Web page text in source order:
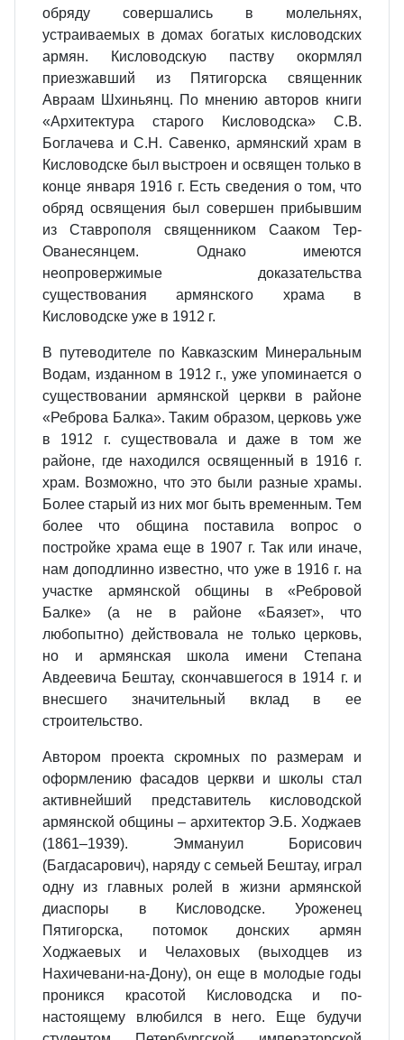
обряду совершались в молельнях,
устраиваемых в домах богатых кисловодских
армян. Кисловодскую паству окормлял
приезжавший из Пятигорска священник
Авраам Шхиньянц. По мнению авторов книги
«Архитектура старого Кисловодска» С.В.
Боглачева и С.Н. Савенко, армянский храм в
Кисловодске был выстроен и освящен только в
конце января 1916 г. Есть сведения о том, что
обряд освящения был совершен прибывшим
из Ставрополя священником Сааком Тер-
Ованесянцем. Однако имеются
неопровержимые доказательства
существования армянского храма в
Кисловодске уже в 1912 г.
В путеводителе по Кавказским Минеральным
Водам, изданном в 1912 г., уже упоминается о
существовании армянской церкви в районе
«Реброва Балка». Таким образом, церковь уже
в 1912 г. существовала и даже в том же
районе, где находился освященный в 1916 г.
храм. Возможно, что это были разные храмы.
Более старый из них мог быть временным. Тем
более что община поставила вопрос о
постройке храма еще в 1907 г. Так или иначе,
нам доподлинно известно, что уже в 1916 г. на
участке армянской общины в «Ребровой
Балке» (а не в районе «Баязет», что
любопытно) действовала не только церковь,
но и армянская школа имени Степана
Авдеевича Бештау, скончавшегося в 1914 г. и
внесшего значительный вклад в ее
строительство.
Автором проекта скромных по размерам и
оформлению фасадов церкви и школы стал
активнейший представитель кисловодской
армянской общины – архитектор Э.Б. Ходжаев
(1861–1939). Эммануил Борисович
(Багдасарович), наряду с семьей Бештау, играл
одну из главных ролей в жизни армянской
диаспоры в Кисловодске. Уроженец
Пятигорска, потомок донских армян
Ходжаевых и Челаховых (выходцев из
Нахичевани-на-Дону), он еще в молодые годы
проникся красотой Кисловодска и по-
настоящему влюбился в него. Еще будучи